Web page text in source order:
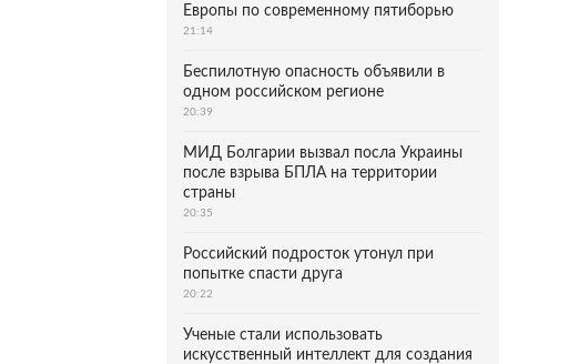
Европы по современному пятиборью
21:14
Беспилотную опасность объявили в
одном российском регионе
20:39
МИД Болгарии вызвал посла Украины
после взрыва БПЛА на территории
страны
20:35
Российский подросток утонул при
попытке спасти друга
20:22
Ученые стали использовать
искусственный интеллект для создания